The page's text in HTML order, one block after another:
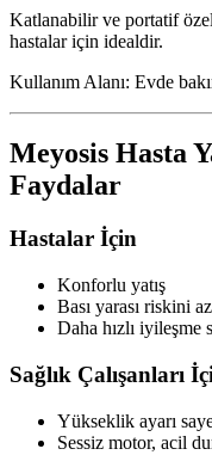
Katlanabilir ve portatif
hastalar için idealdir.
Kullanım Alanı: Evde
Meyosis Hasta
Faydalar
Hastalar İçin
Konforlu yatış
Bası yarası riskini
Daha hızlı iyileşme
Sağlık Çalışanları
Yükseklik ayarı
Sessiz motor, acil